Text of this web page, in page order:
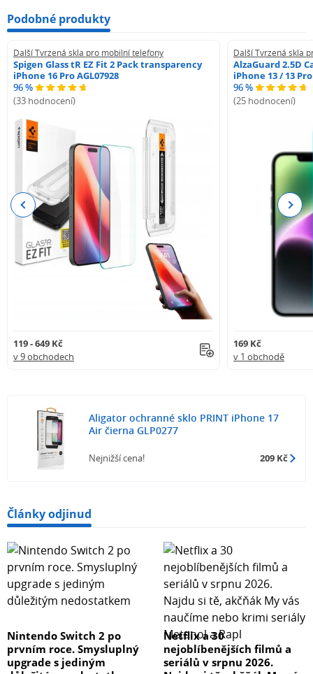
a rozprestrie energiu nárazu
Podobné produkty
Další Tvrzená skla pro mobilní telefony
Spigen Glass tR EZ Fit 2 Pack transparency
iPhone 16 Pro AGL07928
96 %
(33 hodnocení)
119 - 649 Kč
v 9 obchodech
Další Tvrzená skla
AlzaGuard 2.5D
iPhone 13 / 13 Pro
96 %
(25 hodnocení)
169 Kč
v 1 obchodě
Previous Next
Aligator ochranné sklo PRINT iPhone 17
Air čierna GLP0277
Nejnižší cena! 209 Kč
Články odjinud
Nintendo Switch 2 po
prvním roce. Smysluplný
upgrade s jediným
Netflix a 30
nejoblíbenějších filmů a
seriálů v srpnu 2026.